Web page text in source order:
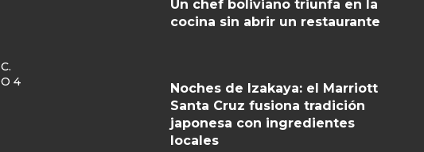
4
Un chef boliviano triunfa en la
cocina sin abrir un restaurante
Noches de Izakaya: el Marriott
Santa Cruz fusiona tradición
japonesa con ingredientes
locales